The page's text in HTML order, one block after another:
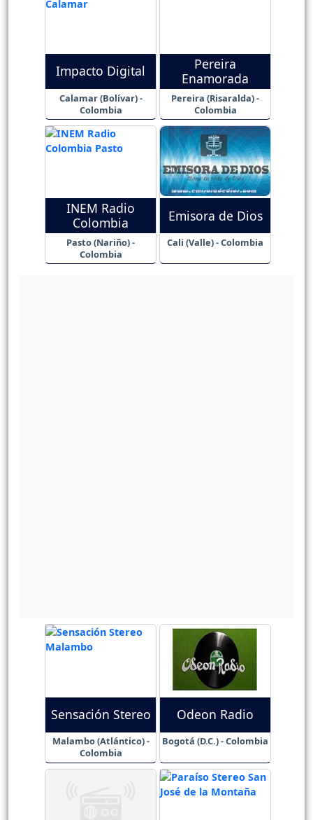
Impacto Digital
Calamar (Bolívar) -
Colombia
Pereira
Enamorada
Pereira (Risaralda) -
Colombia
INEM Radio
Colombia
Pasto (Nariño) -
Colombia
Emisora de Dios
Cali (Valle) - Colombia
Sensación Stereo
Malambo (Atlántico) -
Colombia
Odeon Radio
Bogotá (D.C.) - Colombia